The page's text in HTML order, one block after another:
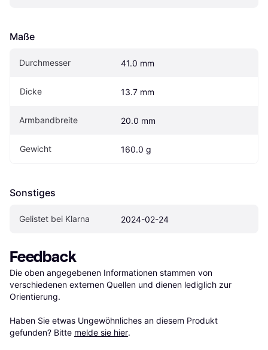
Maße
Durchmesser 41.0 mm
Dicke 13.7 mm
Armbandbreite 20.0 mm
Gewicht 160.0 g
Sonstiges
Gelistet bei Klarna 2024-02-24
Feedback
Die oben angegebenen Informationen stammen von
verschiedenen externen Quellen und dienen lediglich zur
Orientierung.
Haben Sie etwas Ungewöhnliches an diesem Produkt
gefunden? Bitte melde sie hier.